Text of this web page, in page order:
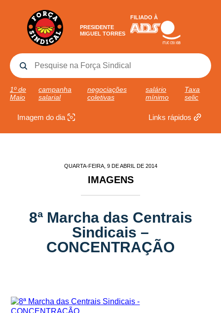
PRESIDENTE
MIGUEL TORRES
FILIADO À
1º de
Maio
campanha
salarial
negociações
coletivas
salário
mínimo
Taxa
selic
Imagem do dia Links rápidos
QUARTA-FEIRA, 9 DE ABRIL DE 2014
IMAGENS
8ª Marcha das Centrais
Sindicais –
CONCENTRAÇÃO